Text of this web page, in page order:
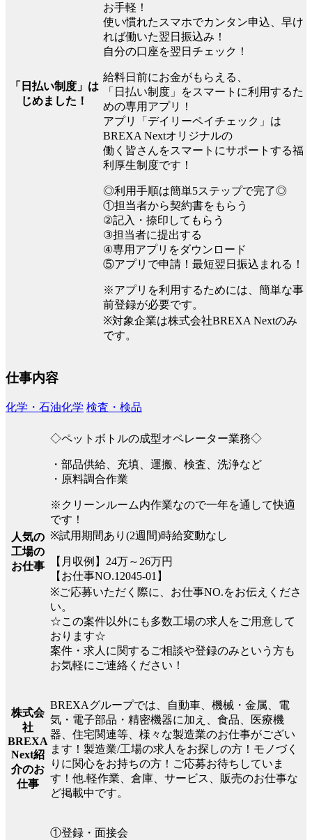
「日払い制度」は
じめました！
お手軽！
使い慣れたスマホでカンタン申込、早け
れば働いた翌日振込み！
自分の口座を翌日チェック！
給料日前にお金がもらえる、
「日払い制度」をスマートに利用するた
めの専用アプリ！
アプリ「デイリーペイチェック」は
BREXA Nextオリジナルの
働く皆さんをスマートにサポートする福
利厚生制度です！
◎利用手順は簡単5ステップで完了◎
①担当者から契約書をもらう
②記入・捺印してもらう
③担当者に提出する
④専用アプリをダウンロード
⑤アプリで申請！最短翌日振込まれる！
※アプリを利用するためには、簡単な事
前登録が必要です。
※対象企業は株式会社BREXA Nextのみ
です。
仕事内容
化学・石油化学 検査・検品
人気の
工場の
お仕事
◇ペットボトルの成型オペレーター業務◇
・部品供給、充填、運搬、検査、洗浄など
・原料調合作業
※クリーンルーム内作業なので一年を通して快適
です！
※試用期間あり(2週間)時給変動なし
【月収例】24万～26万円
【お仕事NO.12045-01】
※ご応募いただく際に、お仕事NO.をお伝えくださ
い。
☆この案件以外にも多数工場の求人をご用意して
おります☆
案件・求人に関するご相談や登録のみという方も
お気軽にご連絡ください！
株式会
社
BREXA
Next紹
介のお
仕事
BREXAグループでは、自動車、機械・金属、電
気・電子部品・精密機器に加え、食品、医療機
器、住宅関連等、様々な製造業のお仕事がござい
ます！製造業/工場の求人をお探しの方！モノづく
りに関心をお持ちの方！ご応募お待ちしていま
す！他.軽作業、倉庫、サービス、販売のお仕事な
ど掲載中です。
①登録・面接会